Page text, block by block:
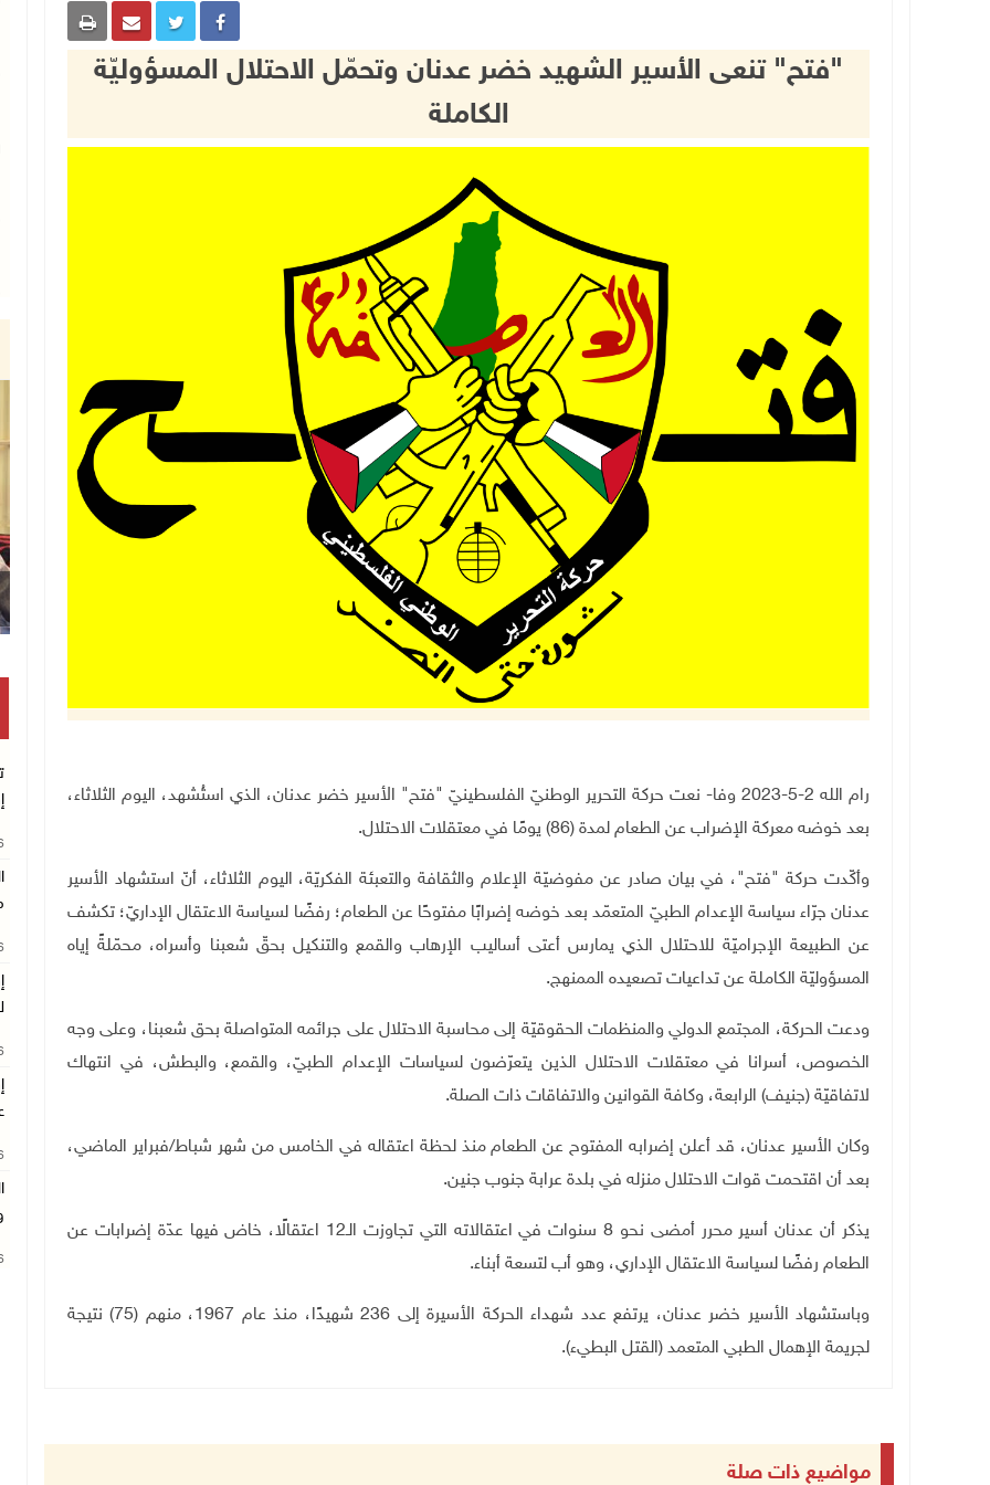
"فتح" تنعى الأسير الشهيد خضر عدنان وتحمّل الاحتلال المسؤوليّة
الكاملة
رام الله 2-5-2023 وفا- نعت حركة التحرير الوطنيّ الفلسطينيّ "فتح" الأسير خضر عدنان، الذي استُشهد، اليوم الثلاثاء،
بعد خوضه معركة الإضراب عن الطعام لمدة (86) يومًا في معتقلات الاحتلال
.
وأكّدت حركة "فتح"، في بيان صادر عن مفوضيّة الإعلام والثقافة والتعبئة الفكريّة، اليوم الثلاثاء، أنّ استشهاد الأسير
عدنان جرّاء سياسة الإعدام الطبيّ المتعمّد بعد خوضه إضرابًا مفتوحًا عن الطعام؛ رفضًا لسياسة الاعتقال الإداريّ؛ تكشف
عن الطبيعة الإجراميّة للاحتلال الذي يمارس أعتى أساليب الإرهاب والقمع والتنكيل بحقّ شعبنا وأسراه، محمّلةً إياه
المسؤوليّة الكاملة عن تداعيات تصعيده الممنهج.
ودعت الحركة، المجتمع الدولي والمنظمات الحقوقيّة إلى محاسبة الاحتلال على جرائمه المتواصلة بحق شعبنا، وعلى وجه
الخصوص، أسرانا في معتقلات الاحتلال الذين يتعرّضون لسياسات الإعدام الطبيّ، والقمع، والبطش، في انتهاك
لاتفاقيّة (جنيف) الرابعة، وكافة القوانين والاتفاقات ذات الصلة.
وكان الأسير عدنان، قد أعلن إضرابه المفتوح عن الطعام منذ لحظة اعتقاله في الخامس من شهر شباط/فبراير الماضي،
بعد أن اقتحمت قوات الاحتلال منزله في بلدة عرابة جنوب جنين.
يذكر أن عدنان أسير محرر أمضى نحو 8 سنوات في اعتقالاته التي تجاوزت الـ12 اعتقالًا، خاض فيها عدّة إضرابات عن
الطعام رفضًا لسياسة الاعتقال الإداري، وهو أب لتسعة أبناء.
وباستشهاد الأسير خضر عدنان، يرتفع عدد شهداء الحركة الأسيرة إلى 236 شهيدًا، منذ عام 1967، منهم (75) نتيجة
لجريمة الإهمال الطبي المتعمد (القتل البطيء).
مواضيع ذات صلة